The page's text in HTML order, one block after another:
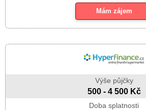
Mám zájem
Výše půjčky
500 - 4 500 Kč
Doba splatnosti